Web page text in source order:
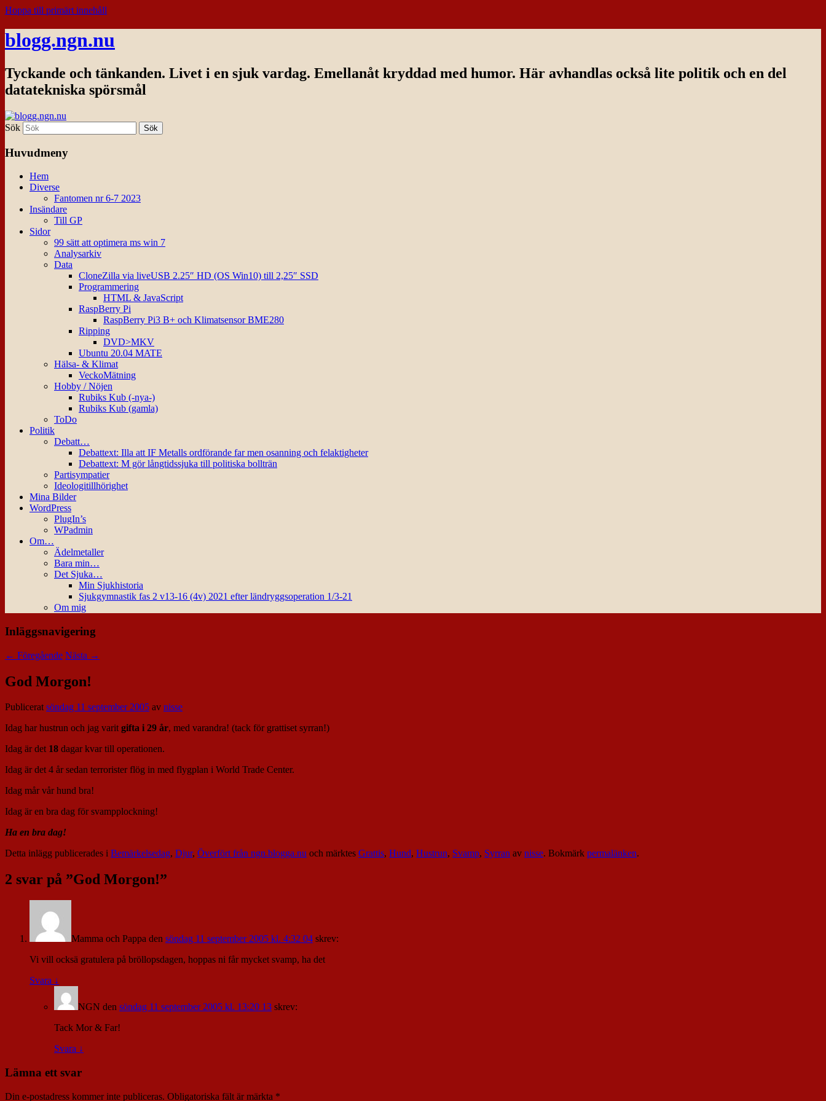
Hoppa till primärt innehåll
blogg.ngn.nu
Tyckande och tänkanden. Livet i en sjuk vardag. Emellanåt kryddad med humor. Här avhandlas också lite politik och en del
datatekniska spörsmål
Sök
Huvudmeny
Hem
Diverse
Fantomen nr 6-7 2023
Insändare
Till GP
Sidor
99 sätt att optimera ms win 7
Analysarkiv
Data
CloneZilla via liveUSB 2.25″ HD (OS Win10) till 2,25″ SSD
Programmering
HTML & JavaScript
RaspBerry Pi
RaspBerry Pi3 B+ och Klimatsensor BME280
Ripping
DVD>MKV
Ubuntu 20.04 MATE
Hälsa- & Klimat
VeckoMätning
Hobby / Nöjen
Rubiks Kub (-nya-)
Rubiks Kub (gamla)
ToDo
Politik
Debatt…
Debattext: Illa att IF Metalls ordförande far men osanning och felaktigheter
Debattext: M gör långtidssjuka till politiska bollträn
Partisympatier
Ideologitillhörighet
Mina Bilder
WordPress
PlugIn’s
WPadmin
Om…
Ädelmetaller
Bara min…
Det Sjuka…
Min Sjukhistoria
Sjukgymnastik fas 2 v13-16 (4v) 2021 efter ländryggsoperation 1/3-21
Om mig
Inläggsnavigering
← Föregående Nästa →
God Morgon!
Publiceratsöndag 11 september 2005 av nisse
Idag har hustrun och jag varitgifta i 29 år, med varandra! (tack för grattiset syrran!)
Idag är det 18 dagar kvar till operationen.
Idag är det 4 år sedan terrorister flög in med flygplan i World Trade Center.
Idag mår vår hund bra!
Idag är en bra dag för svampplockning!
Ha en bra dag!
Detta inlägg publicerades i Bemärkelsedag, Djur, Överfört från ngn.blogga.nu och märktes Grattis, Hund, Hustrun, Svamp, Syrran av nisse. Bokmärk permalänken.
2 svar på ”God Morgon!”
Mamma och Pappa den söndag 11 september 2005 kl. 4:32 04 skrev:
Vi vill ocksä gratulera på bröllopsdagen, hoppas ni får mycket svamp, ha det
Svara ↓
NGN den söndag 11 september 2005 kl. 13:20 13 skrev:
Tack Mor & Far!
Svara ↓
Lämna ett svar
Din e-postadress kommer inte publiceras. Obligatoriska fält är märkta *